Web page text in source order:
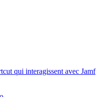
qui interagissent avec Jamf